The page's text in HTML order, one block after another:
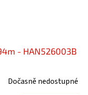
- HAN526003B
Dočasně nedostupné